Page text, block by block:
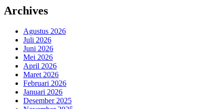
Archives
Agustus 2026
Juli 2026
Juni 2026
Mei 2026
April 2026
Maret 2026
Februari 2026
Januari 2026
Desember 2025